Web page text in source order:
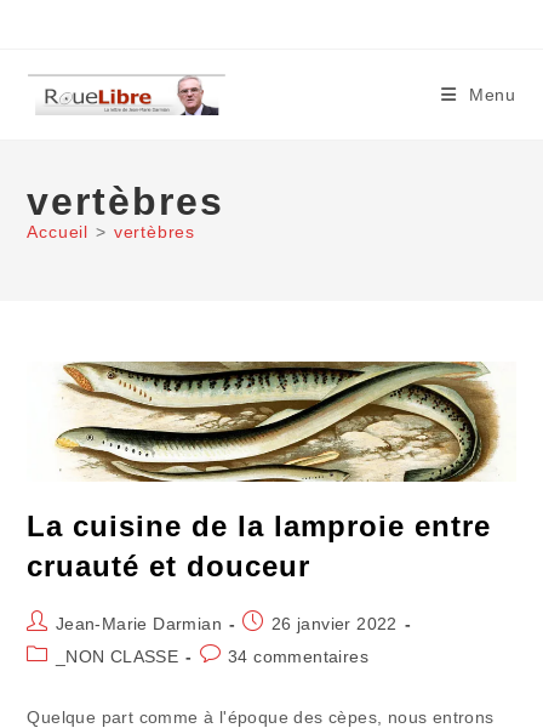
content
Menu
vertèbres
Accueil > vertèbres
La cuisine de la lamproie entre
cruauté et douceur
Auteur/autrice
de
Jean-Marie Darmian
Publication
publiée :
26 janvier 2022
Post
_NON CLASSE
Commentaires
34 commentaires
Quelque part comme à l'époque des cèpes, nous entrons